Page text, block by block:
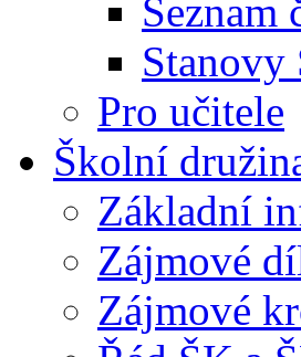
Seznam
Stanovy
Pro učitele
Školní
Základní
Zájmové
Zájmové